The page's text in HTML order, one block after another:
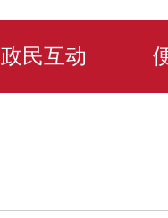
政民互动